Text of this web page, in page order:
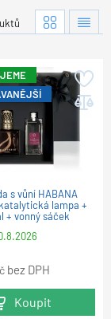
s vůní HABANA
katalytická lampa +
+ vonný sáček
bez DPH
Koupit